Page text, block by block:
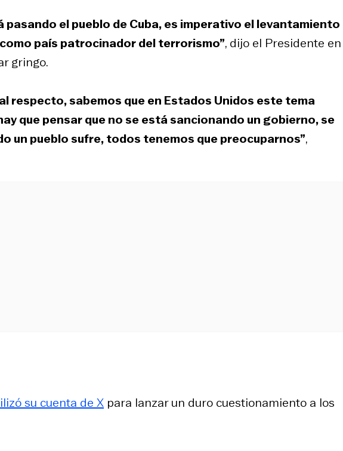
el pueblo de Cuba, es imperativo el levantamiento
país patrocinador del terrorismo”, dijo el Presidente en
gringo.
respecto, sabemos que en Estados Unidos este tema
que pensar que no se está sancionando un gobierno, se
un pueblo sufre, todos tenemos que preocuparnos”,
su cuenta de X para lanzar un duro cuestionamiento a los